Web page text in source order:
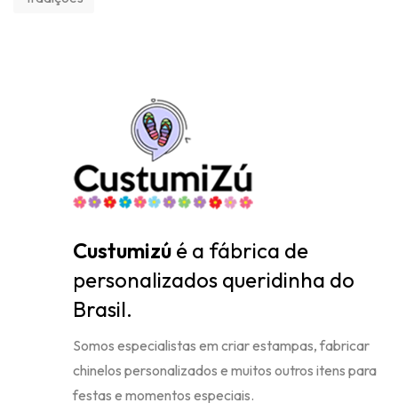
Custumizú é a fábrica de
personalizados queridinha do
Brasil.
Somos especialistas em criar estampas, fabricar
chinelos personalizados e muitos outros itens para
festas e momentos especiais.